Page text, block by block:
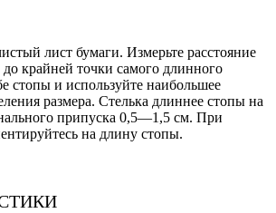
лист бумаги. Измерьте расстояние
крайней точки самого длинного
стопы и используйте наибольшее
размера. Стелька длиннее стопы на
припуска 0,5—1,5 см. При
на длину стопы.